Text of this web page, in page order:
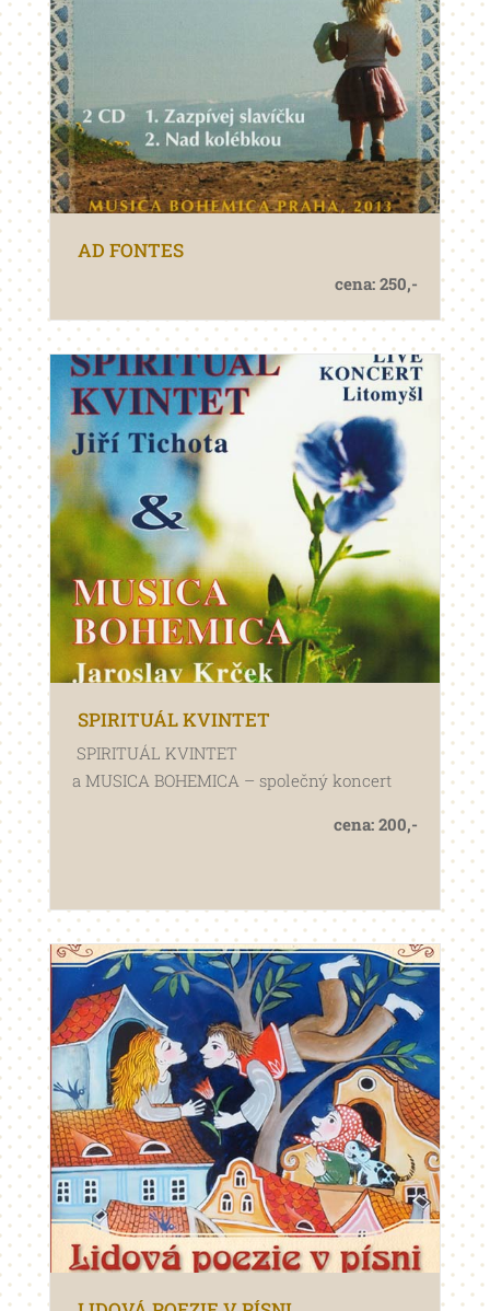
AD FONTES
cena: 250,-
SPIRITUÁL KVINTET
SPIRITUÁL KVINTET
a MUSICA BOHEMICA – společný koncert
cena: 200,-